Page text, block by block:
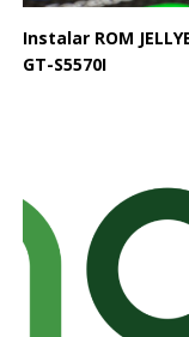
Instalar ROM
GT-S5570I